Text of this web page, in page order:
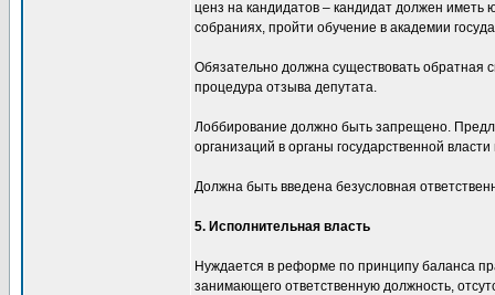
ценз на кандидатов – кандидат должен иметь
собраниях, пройти обучение в академии
Обязательно должна существовать обратная
процедура отзыва депутата.
Лоббирование должно быть запрещено.
организаций в органы государственной
Должна быть введена безусловная
5. Исполнительная власть
Нуждается в реформе по принципу баланса
занимающего ответственную должность,